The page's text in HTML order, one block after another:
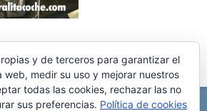
y de terceros para garantizar el
web, medir su uso y mejorar nuestros
todas las cookies, rechazar las no
sus preferencias. Política de cookies